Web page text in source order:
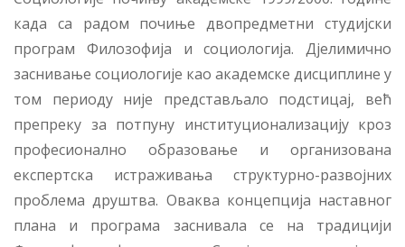
када са радом почиње двопредметни студијски
програм Филозофија и социологија. Дјелимично
заснивање социологије као академске дисциплине у
том периоду није представљало подстицај, већ
препреку за потпуну институционализацију кроз
професионално образовање и организована
експертска истраживања структурно-развојних
проблема друштва. Оваква концепција наставног
плана и програма заснивала се на традицији